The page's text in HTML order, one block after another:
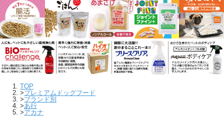
TOP
>プレミアムドッグフード
>ブランド別
>あ行
>アカナ